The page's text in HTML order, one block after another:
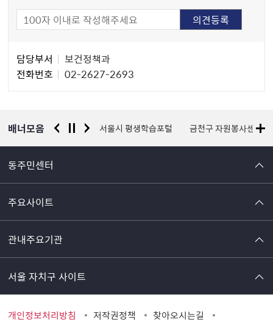
자
담당부서
보건정책과
전화번호
02-2627-2693
배너모음
경찰청 유실물 통합포털 서울시 평생학습포털 금천구 자원봉사센터
동주민센터
주요사이트
관내주요기관
서울 자치구 사이트
개인정보처리방침 저작권정책
찾아오시는길